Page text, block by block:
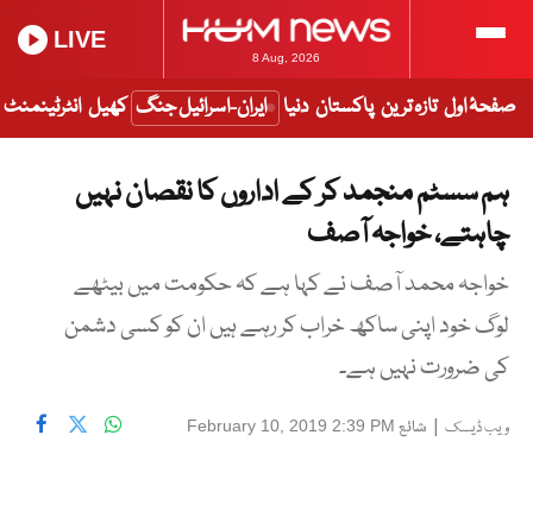
8 Aug, 2026
LIVE
صفحۂ اول تازہ ترین پاکستان دنیا ایران-اسرائیل جنگ کھیل انٹرٹینمنٹ
ہم سسٹم منجمد کر کے اداروں کا نقصان نہیں
چاہتے، خواجہ آصف
خواجہ محمد آصف نے کہا ہے کہ حکومت میں بیٹھے
لوگ خود اپنی ساکھ خراب کر رہے ہیں ان کو کسی دشمن
کی ضرورت نہیں ہے۔
ویب ڈیسک | شائع February 10, 2019 2:39 PM